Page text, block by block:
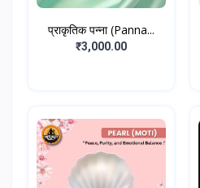
प्राकृतिक पन्ना (Panna...
₹3,000.00